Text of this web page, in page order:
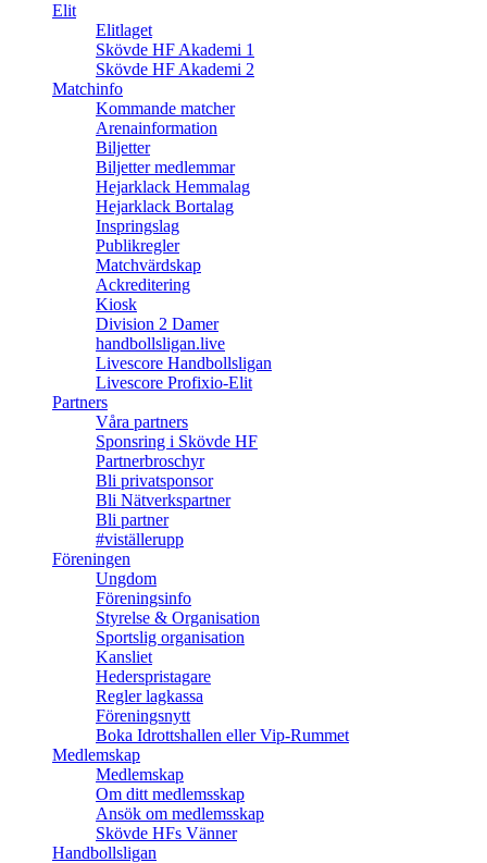
Elit
Elitlaget
Skövde HF Akademi 1
Skövde HF Akademi 2
Matchinfo
Kommande matcher
Arenainformation
Biljetter
Biljetter medlemmar
Hejarklack Hemmalag
Hejarklack Bortalag
Inspringslag
Publikregler
Matchvärdskap
Ackreditering
Kiosk
Division 2 Damer
handbollsligan.live
Livescore Handbollsligan
Livescore Profixio-Elit
Partners
Våra partners
Sponsring i Skövde HF
Partnerbroschyr
Bli privatsponsor
Bli Nätverkspartner
Bli partner
#viställerupp
Föreningen
Ungdom
Föreningsinfo
Styrelse & Organisation
Sportslig organisation
Kansliet
Hederspristagare
Regler lagkassa
Föreningsnytt
Boka Idrottshallen eller Vip-Rummet
Medlemskap
Medlemskap
Om ditt medlemsskap
Ansök om medlemsskap
Skövde HFs Vänner
Handbollsligan